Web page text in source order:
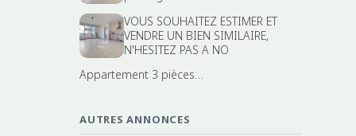
VOUS SOUHAITEZ ESTIMER ET
VENDRE UN BIEN SIMILAIRE,
N'HESITEZ PAS A NO
Appartement 3 pièces…
AUTRES ANNONCES